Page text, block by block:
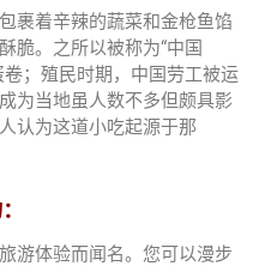
裹着辛辣的蔬菜和金枪鱼馅
脆。之所以被称为“中国
；殖民时期，中国劳工被运
为当地虽人数不多但颇具影
认为这道小吃起源于那
游体验而闻名。您可以漫步